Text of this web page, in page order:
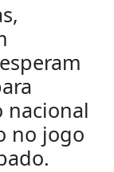
nacional
no jogo